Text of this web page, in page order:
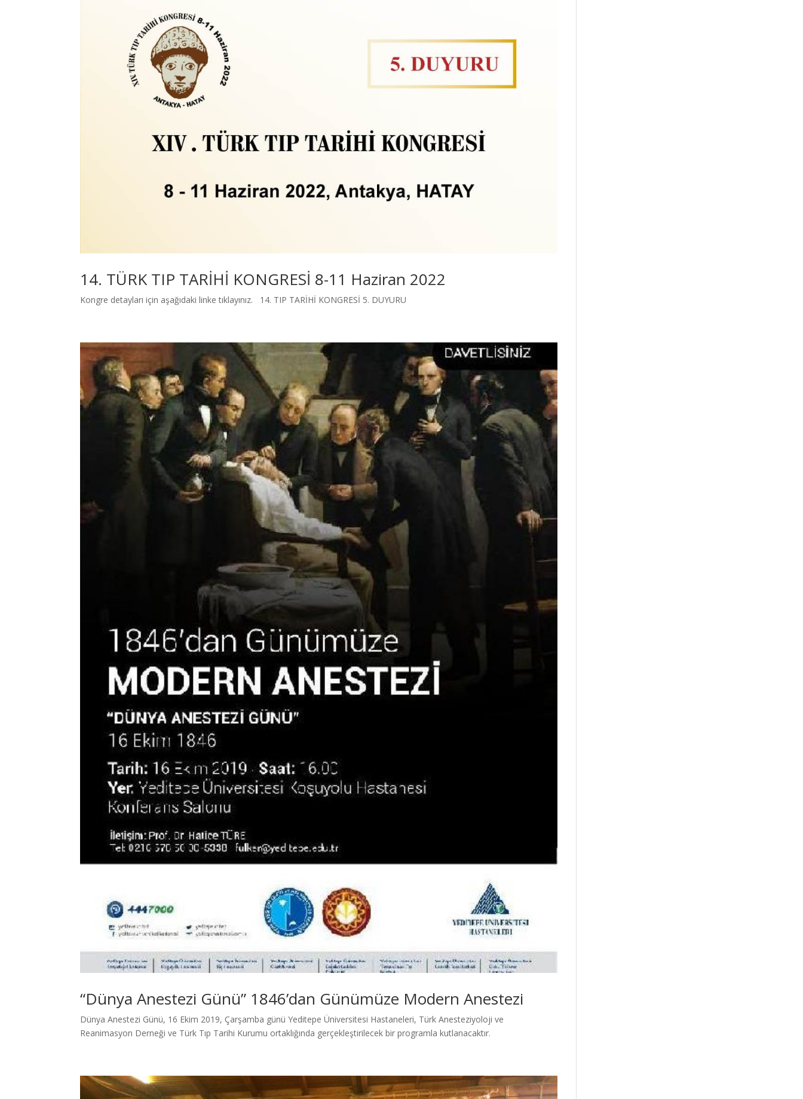
14. TÜRK TIP TARİHİ KONGRESİ 8-11 Haziran 2022
Kongre detayları için aşağıdaki linke tıklayınız. 14. TIP TARİHİ KONGRESİ 5. DUYURU
“Dünya Anestezi Günü” 1846’dan Günümüze Modern Anestezi
Dünya Anestezi Günü, 16 Ekim 2019, Çarşamba günü Yeditepe Üniversitesi Hastaneleri, Türk Anesteziyoloji ve
Reanimasyon Derneği ve Türk Tıp Tarihi Kurumu ortaklığında gerçekleştirilecek bir programla kutlanacaktır.